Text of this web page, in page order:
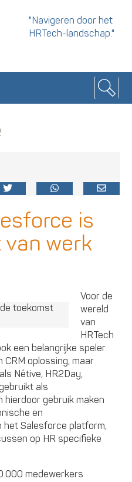
"Navigeren door het
HRTech-landschap."
is
werk
Voor de
wereld
van
HRTech
een belangrijke speler.
oplossing, maar
Nétive, HR2Day,
als
hierdoor gebruik maken
en
het Salesforce platform,
op HR specifieke
medewerkers